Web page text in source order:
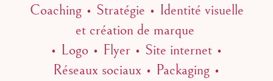
Coaching • Stratégie • Identité visuelle
et création de marque
• Logo • Flyer • Site internet •
Réseaux sociaux • Packaging •